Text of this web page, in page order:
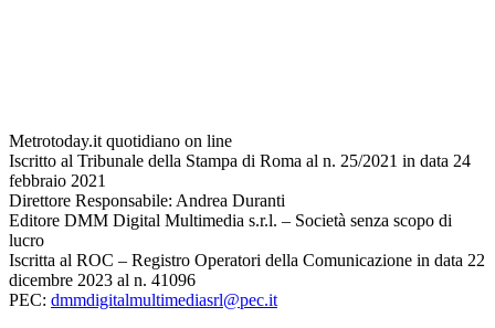
Metrotoday.it quotidiano on line
Iscritto al Tribunale della Stampa di Roma al n. 25/2021 in data 24
febbraio 2021
Direttore Responsabile: Andrea Duranti
Editore DMM Digital Multimedia s.r.l. – Società senza scopo di
lucro
Iscritta al ROC – Registro Operatori della Comunicazione in data 22
dicembre 2023 al n. 41096
PEC: dmmdigitalmultimediasrl@pec.it